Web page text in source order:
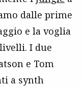
dalle prime
e la voglia
I due
e Tom
a synth